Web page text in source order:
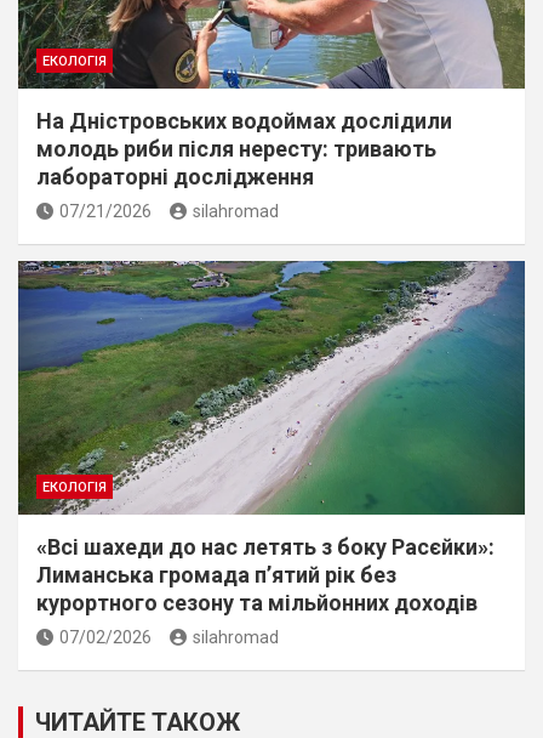
ЕКОЛОГІЯ
На Дністровських водоймах дослідили
молодь риби після нересту: тривають
лабораторні дослідження
07/21/2026 silahromad
ЕКОЛОГІЯ
«Всі шахеди до нас летять з боку Расєйки»:
Лиманська громада п’ятий рік без
курортного сезону та мільйонних доходів
07/02/2026 silahromad
ЧИТАЙТЕ ТАКОЖ